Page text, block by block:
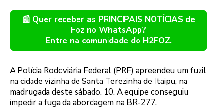
📰 Quer receber as PRINCIPAIS NOTÍCIAS de
Foz no WhatsApp?
Entre na comunidade do H2FOZ.
A Polícia Rodoviária Federal (PRF) apreendeu um fuzil
na cidade vizinha de Santa Terezinha de Itaipu, na
madrugada deste sábado, 10. A equipe conseguiu
impedir a fuga da abordagem na BR-277.